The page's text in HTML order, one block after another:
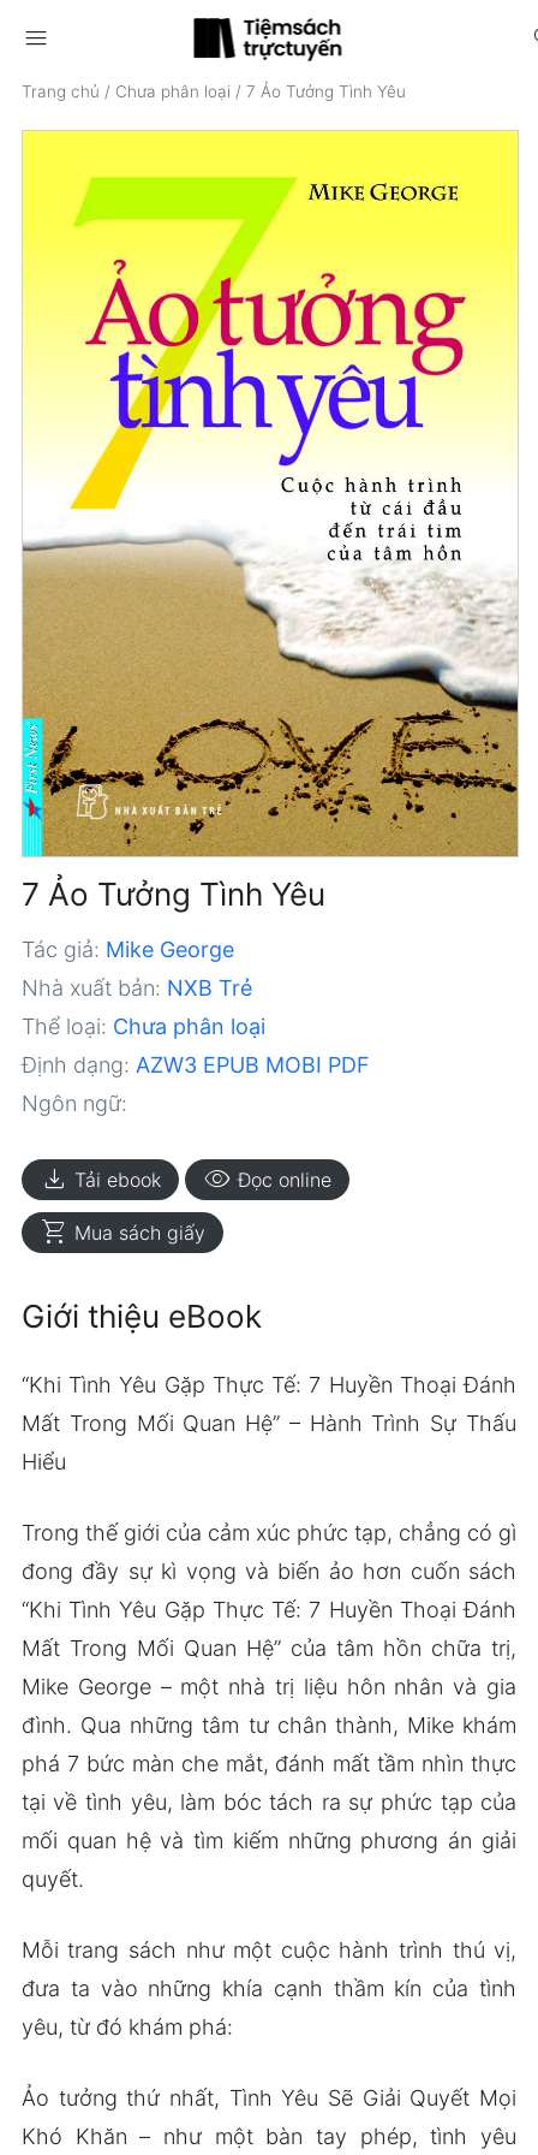
menu
Trang chủ / Chưa phân loại / 7 Ảo Tưởng Tình Yêu
7 Ảo Tưởng Tình Yêu
Tác giả: Mike George
Nhà xuất bản: NXB Trẻ
Thể loại: Chưa phân loại
Định dạng: AZW3 EPUB MOBI PDF
Ngôn ngữ:
download Tải ebook visibility Đọc online
shopping_cart Mua sách giấy
Giới thiệu eBook
“Khi Tình Yêu Gặp Thực Tế: 7 Huyền Thoại Đánh
Mất Trong Mối Quan Hệ” – Hành Trình Sự Thấu
Hiểu
Trong thế giới của cảm xúc phức tạp, chẳng có gì
đong đầy sự kì vọng và biến ảo hơn cuốn sách
“Khi Tình Yêu Gặp Thực Tế: 7 Huyền Thoại Đánh
Mất Trong Mối Quan Hệ” của tâm hồn chữa trị,
Mike George – một nhà trị liệu hôn nhân và gia
đình. Qua những tâm tư chân thành, Mike khám
phá 7 bức màn che mắt, đánh mất tầm nhìn thực
tại về tình yêu, làm bóc tách ra sự phức tạp của
mối quan hệ và tìm kiếm những phương án giải
quyết.
Mỗi trang sách như một cuộc hành trình thú vị,
đưa ta vào những khía cạnh thầm kín của tình
yêu, từ đó khám phá:
Ảo tưởng thứ nhất, Tình Yêu Sẽ Giải Quyết Mọi
Khó Khăn – như một bàn tay phép, tình yêu